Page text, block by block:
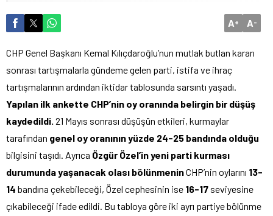
A+ A-
CHP Genel Başkanı Kemal Kılıçdaroğlu’nun mutlak butlan kararı
sonrası tartışmalarla gündeme gelen parti, istifa ve ihraç
tartışmalarının ardından iktidar tablosunda sarsıntı yaşadı.
Yapılan ilk ankette CHP’nin oy oranında belirgin bir düşüş
kaydedildi. 21 Mayıs sonrası düşüşün etkileri, kurmaylar
tarafından genel oy oranının yüzde 24-25 bandında olduğu
bilgisini taşıdı. Ayrıca Özgür Özel’in yeni parti kurması
durumunda yaşanacak olası bölünmeninCHP’nin oylarını 13-
14 bandına çekebileceği, Özel cephesinin ise 16-17 seviyesine
çıkabileceği ifade edildi. Bu tabloya göre iki ayrı partiye bölünme